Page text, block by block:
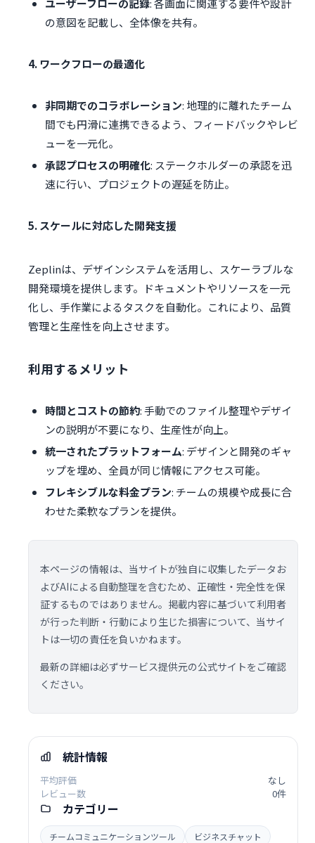
ユーザーフローの記録: 各画面に関連する要件や設計
の意図を記載し、全体像を共有。
4. ワークフローの最適化
非同期でのコラボレーション: 地理的に離れたチーム
間でも円滑に連携できるよう、フィードバックやレビ
ューを一元化。
承認プロセスの明確化: ステークホルダーの承認を迅
速に行い、プロジェクトの遅延を防止。
5. スケールに対応した開発支援
Zeplinは、デザインシステムを活用し、スケーラブルな
開発環境を提供します。ドキュメントやリソースを一元
化し、手作業によるタスクを自動化。これにより、品質
管理と生産性を向上させます。
利用するメリット
時間とコストの節約: 手動でのファイル整理やデザイ
ンの説明が不要になり、生産性が向上。
統一されたプラットフォーム: デザインと開発のギャ
ップを埋め、全員が同じ情報にアクセス可能。
フレキシブルな料金プラン: チームの規模や成長に合
わせた柔軟なプランを提供。
本ページの情報は、当サイトが独自に収集したデータお
よびAIによる自動整理を含むため、正確性・完全性を保
証するものではありません。掲載内容に基づいて利用者
が行った判断・行動により生じた損害について、当サイ
トは一切の責任を負いかねます。
最新の詳細は必ずサービス提供元の公式サイトをご確認
ください。
統計情報
平均評価
なし
レビュー数
0件
カテゴリー
チームコミュニケーションツール ビジネスチャット